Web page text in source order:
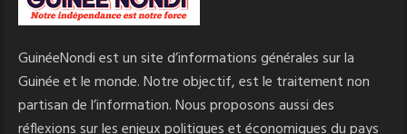
GuinéeNondi est un site d’informations générales sur la
Guinée et le monde. Notre objectif, est le traitement non
partisan de l’information. Nous proposons aussi des